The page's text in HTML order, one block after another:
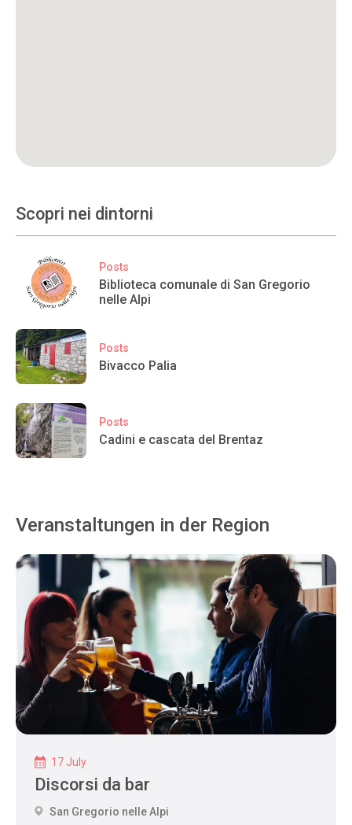
Scopri nei dintorni
Posts
Biblioteca comunale di San Gregorio
nelle Alpi
Posts
Bivacco Palia
Posts
Cadini e cascata del Brentaz
Veranstaltungen in der Region
17 July
Discorsi da bar
San Gregorio nelle Alpi